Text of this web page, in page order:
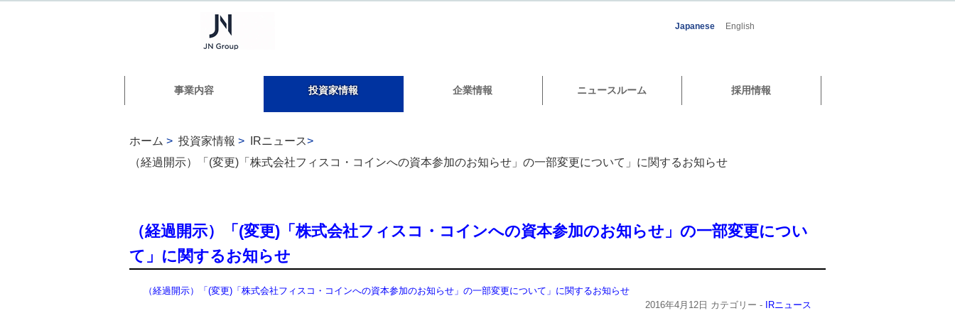
Japanese English
事業内容 投資家情報 企業情報 ニュースルーム 採用情報
ホーム > 投資家情報 > IRニュース>
（経過開示）「(変更)「株式会社フィスコ・コインへの資本参加のお知らせ」の一部変更について」に関するお知らせ
（経過開示）「(変更)「株式会社フィスコ・コインへの資本参加のお知らせ」の一部変更につい
て」に関するお知らせ
（経過開示）「(変更)「株式会社フィスコ・コインへの資本参加のお知らせ」の一部変更について」に関するお知らせ
2016年4月12日 カテゴリー - IRニュース